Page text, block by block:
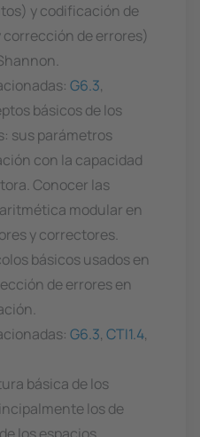
y codificación de
de errores)
G6.3,
básicos de los
sus parámetros
con la capacidad
Conocer las
modular en
y correctores.
básicos usados en
de errores en
G6.3, CTI1.4,
básica de los
los de